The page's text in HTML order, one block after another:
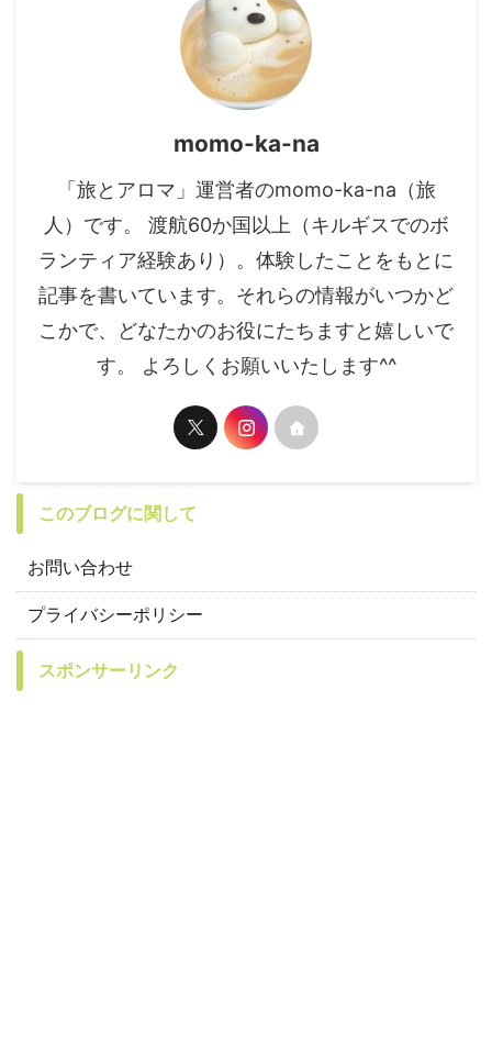
momo-ka-na
「旅とアロマ」運営者のmomo-ka-na（旅
人）です。 渡航60か国以上（キルギスでのボ
ランティア経験あり）。体験したことをもとに
記事を書いています。それらの情報がいつかど
こかで、どなたかのお役にたちますと嬉しいで
す。 よろしくお願いいたします^^
このブログに関して
お問い合わせ
プライバシーポリシー
スポンサーリンク